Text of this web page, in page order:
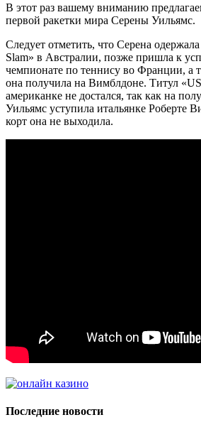
В этот раз вашему вниманию
первой ракетки мира Серены Уильямс.
Следует отметить, что Серена
Slam» в Австралии, позже пришла к
чемпионате по теннису во Франции, а
она получила на Вимблдоне. Титул
американке не достался, так как на
Уильямс уступила итальянке Роберте
корт она не выходила.
Последние новости